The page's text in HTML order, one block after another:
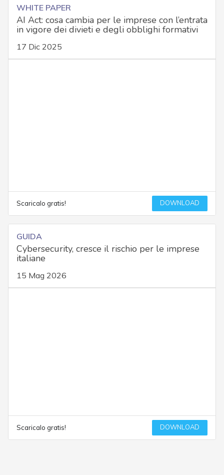
WHITE PAPER
AI Act: cosa cambia per le imprese con l’entrata
in vigore dei divieti e degli obblighi formativi
17 Dic 2025
Scaricalo gratis! DOWNLOAD
GUIDA
Cybersecurity, cresce il rischio per le imprese
italiane
15 Mag 2026
Scaricalo gratis! DOWNLOAD